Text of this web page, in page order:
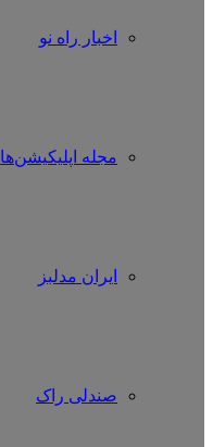
اخبار راه نو
مجله اپلیکیشن‌ها
ایران مدلبز
صندلی راک